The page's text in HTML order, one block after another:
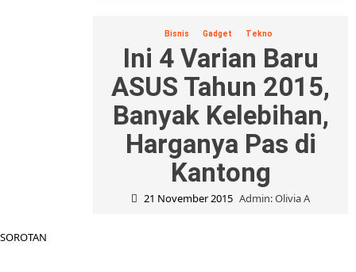
Bisnis Gadget Tekno
Ini 4 Varian Baru
ASUS Tahun 2015,
Banyak Kelebihan,
Harganya Pas di
Kantong
21 November 2015 Admin: Olivia A
SOROTAN